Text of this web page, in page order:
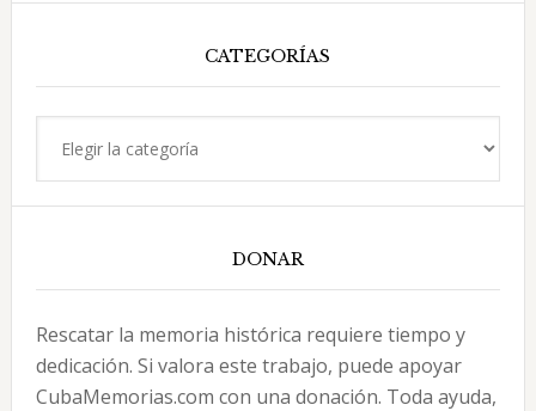
CATEGORÍAS
DONAR
Rescatar la memoria histórica requiere tiempo y
dedicación. Si valora este trabajo, puede apoyar
CubaMemorias.com con una donación. Toda ayuda,